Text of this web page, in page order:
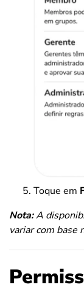
Toque em
Nota:A
variar com base